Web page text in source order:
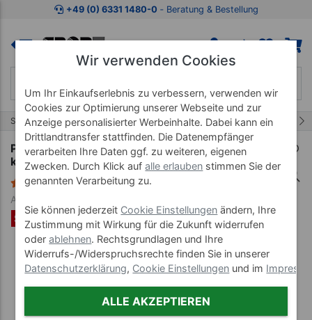
Zum Kaufbereich springen Zur Produktbeschreibung
+49 (0) 6331 1480-0 ‐ Beratung & Bestellung
Start Scheiben und Stangen Kurzhantel Sets 26/82
Power Block-Set 6 tlg., Hantel Sport EXP 2-22,5
kg Paar + Expansions-Kit Stage 2 und 3
2 Bewertungen
Art-Nr. 26559
SET %
Wir verwenden Cookies
Um Ihr Einkaufserlebnis zu verbessern, verwenden wir
Cookies zur Optimierung unserer Webseite und zur
Anzeige personalisierter Werbeinhalte. Dabei kann ein
Drittlandtransfer stattfinden. Die Datenempfänger
verarbeiten Ihre Daten ggf. zu weiteren, eigenen
Zwecken. Durch Klick aufalle erlauben stimmen Sie der
genannten Verarbeitung zu.
Sie können jederzeit Cookie Einstellungen ändern, Ihre
Zustimmung mit Wirkung für die Zukunft widerrufen
oderablehnen. Rechtsgrundlagen und Ihre
Widerrufs-/Widerspruchsrechte finden Sie in unserer
Datenschutzerklärung, Cookie Einstellungen und im
ALLE AKZEPTIEREN